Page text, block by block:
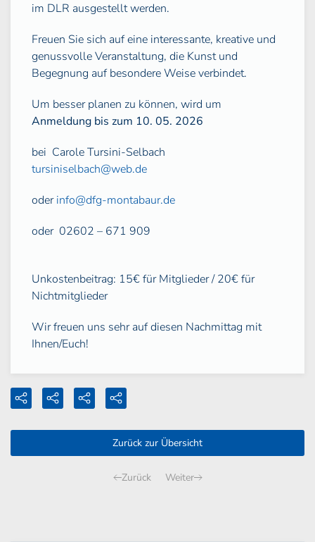
im DLR ausgestellt werden.
Freuen Sie sich auf eine interessante, kreative und
genussvolle Veranstaltung, die Kunst und
Begegnung auf besondere Weise verbindet.
Um besser planen zu können, wird um
Anmeldung bis zum 10. 05. 2026
bei Carole Tursini-Selbach
tursiniselbach@web.de
oderinfo@dfg-montabaur.de
oder 02602 – 671 909
Unkostenbeitrag: 15€ für Mitglieder / 20€ für
Nichtmitglieder
Wir freuen uns sehr auf diesen Nachmittag mit
Ihnen/Euch!
Zurück zur Übersicht
Zurück Weiter